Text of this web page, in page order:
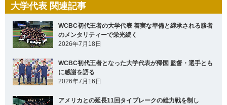
大学代表 関連記事
WCBC初代王者の大学代表 着実な準備と継承される勝者
のメンタリティーで栄光続く
2026年7月18日
WCBC初代王者となった大学代表が帰国 監督・選手とも
に感謝を語る
2026年7月16日
アメリカとの延長11回タイブレークの総力戦を制し